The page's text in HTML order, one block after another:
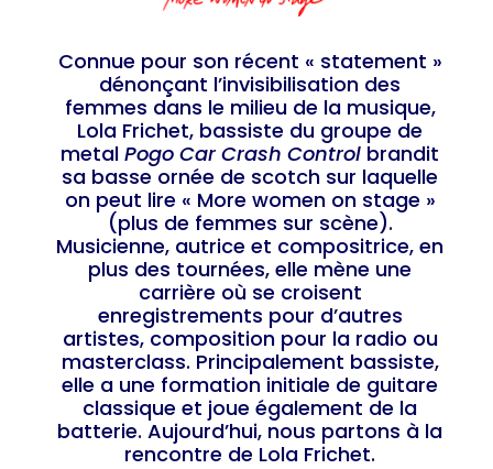
Connue pour son récent « statement »
dénonçant l’invisibilisation des
femmes dans le milieu de la musique,
Lola Frichet, bassiste du groupe de
metal Pogo Car Crash Control brandit
sa basse ornée de scotch sur laquelle
on peut lire « More women on stage »
(plus de femmes sur scène).
Musicienne, autrice et compositrice, en
plus des tournées, elle mène une
carrière où se croisent
enregistrements pour d’autres
artistes, composition pour la radio ou
masterclass. Principalement bassiste,
elle a une formation initiale de guitare
classique et joue également de la
batterie. Aujourd’hui, nous partons à la
rencontre de Lola Frichet.